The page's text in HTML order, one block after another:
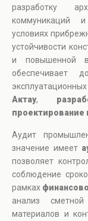
разработку
коммуникаций
условиях
устойчивости
и повышенной
обеспечивает
Актау,
Аудит
значение имеет
позволяет
соблюдение
рамках
анализ
материалов и